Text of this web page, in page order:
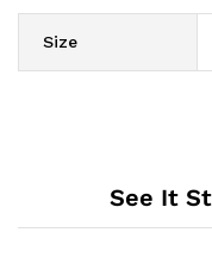
Size
See It